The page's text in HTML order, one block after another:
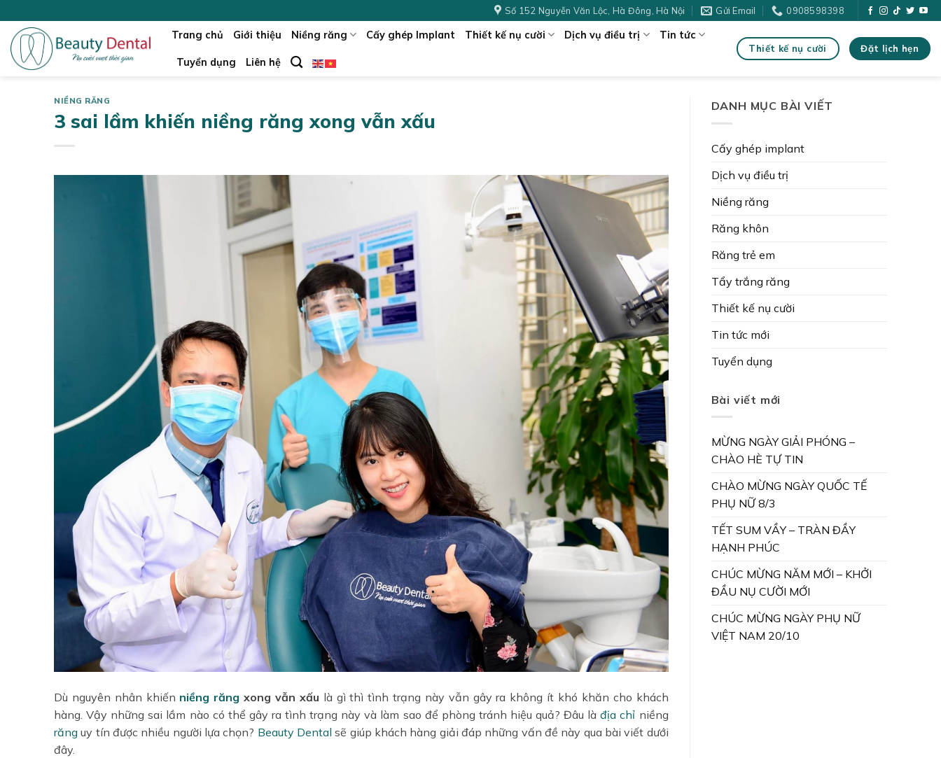
to
content
Số 152 Nguyễn Văn Lộc, Hà Đông, Hà Nội Gửi Email 0908598398
Trang chủ Giới thiệu Niềng răng Cấy ghép Implant Thiết kế nụ cười Dịch vụ điều trị Tin tức
Tuyển dụng Liên hệ
Thiết kế nụ cười Đặt lịch hẹn
NIỀNG RĂNG
3 sai lầm khiến niềng răng xong vẫn xấu
Dù nguyên nhân khiến niềng răng xong vẫn xấu là gì thì tình trạng này vẫn gây ra không ít khó khăn cho khách
hàng. Vậy những sai lầm nào có thể gây ra tình trạng này và làm sao để phòng tránh hiệu quả? Đâu làđịa chỉ niềng
răng uy tín được nhiều người lựa chọn? Beauty Dental sẽ giúp khách hàng giải đáp những vấn đề này qua bài viết dưới
đây.
DANH MỤC BÀI VIẾT
Cấy ghép implant
Dịch vụ điều trị
Niềng răng
Răng khôn
Răng trẻ em
Tẩy trắng răng
Thiết kế nụ cười
Tin tức mới
Tuyển dụng
Bài viết mới
MỪNG NGÀY GIẢI PHÓNG –
CHÀO HÈ TỰ TIN
CHÀO MỪNG NGÀY QUỐC TẾ
PHỤ NỮ 8/3
TẾT SUM VẦY – TRÀN ĐẦY
HẠNH PHÚC
CHÚC MỪNG NĂM MỚI – KHỞI
ĐẦU NỤ CƯỜI MỚI
CHÚC MỪNG NGÀY PHỤ NỮ
VIỆT NAM 20/10